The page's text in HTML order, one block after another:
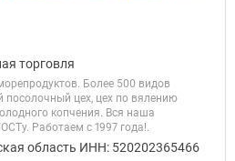
торговля
Более 500 видов
посолочный цех, цех по вялению
копчения. Вся наша
Работаем с 1997 года!.
область ИНН: 520202365466